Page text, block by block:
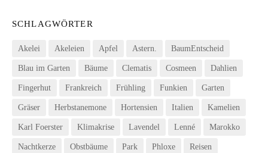
SCHLAGWÖRTER
Akelei Akeleien Apfel Astern. BaumEntscheid
Blau im Garten Bäume Clematis Cosmeen Dahlien
Fingerhut Frankreich Frühling Funkien Garten
Gräser Herbstanemone Hortensien Italien Kamelien
Karl Foerster Klimakrise Lavendel Lenné Marokko
Nachtkerze Obstbäume Park Phloxe Reisen